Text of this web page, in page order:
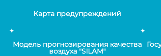
Карта предупреждений
Модель прогнозирования качества
воздуха "SILAM"